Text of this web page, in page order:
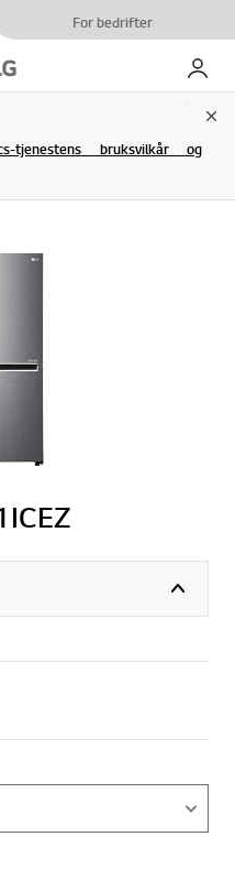
For bedrifter
My LG
tjenestens bruksvilkår og